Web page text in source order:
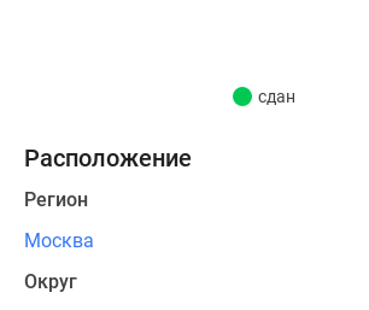
В
от
9
25
сдан
Расположение
Регион
Москва
Округ